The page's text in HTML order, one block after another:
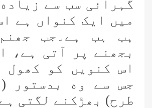
گہرائی سب سے
میں ایک کنواں ہے
ہب ہب ہے۔جب
بجھنے پر آتی ہے،
اس کنویں کو کھول
جس سے وه بدستور
طرح) بھڑکنے لگتی